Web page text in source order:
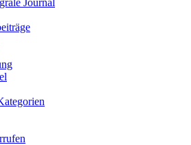
Journal